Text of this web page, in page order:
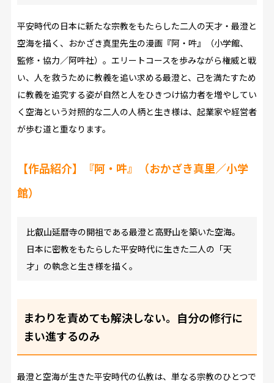
平安時代の日本に新たな宗教をもたらした二人の天才・最澄と
空海を描く、おかざき真里先生の漫画『阿・吽』（小学館、
監修・協力／阿吽社）。エリートコースを歩みながら権威と戦
い、人を救うために教義を追い求める最澄と、己を満たすため
に教義を追究する姿が自然と人をひきつけ協力者を増やしてい
く空海という対照的な二人の人柄と生き様は、起業家や経営者
が歩む道と重なります。
【作品紹介】『阿・吽』（おかざき真里／小学
館）
比叡山延暦寺の開祖である最澄と高野山を築いた空海。
日本に密教をもたらした平安時代に生きた二人の「天
才」の執念と生き様を描く。
まわりを責めても解決しない。自分の修行に
まい進するのみ
最澄と空海が生きた平安時代の仏教は、単なる宗教のひとつで